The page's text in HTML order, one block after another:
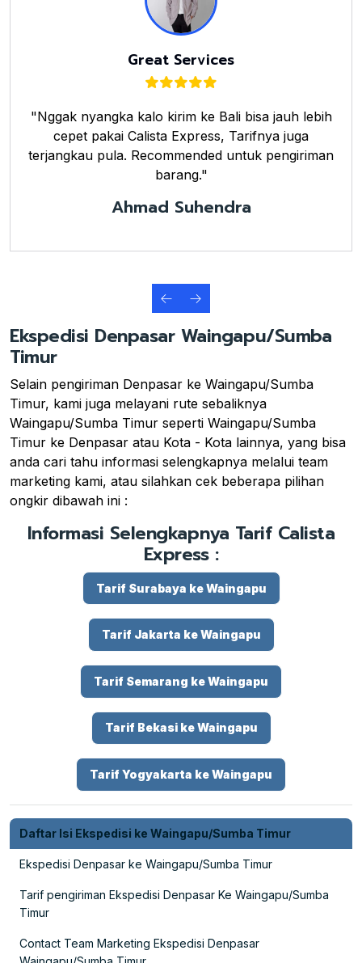
Great Services
"Nggak nyangka kalo kirim ke Bali bisa jauh lebih
cepet pakai Calista Express, Tarifnya juga
terjangkau pula. Recommended untuk pengiriman
barang."
Ahmad Suhendra
Ekspedisi Denpasar Waingapu/Sumba
Timur
Selain pengiriman Denpasar ke Waingapu/Sumba
Timur, kami juga melayani rute sebaliknya
Waingapu/Sumba Timur seperti Waingapu/Sumba
Timur ke Denpasar atau Kota - Kota lainnya, yang bisa
anda cari tahu informasi selengkapnya melalui team
marketing kami, atau silahkan cek beberapa pilihan
ongkir dibawah ini :
Informasi Selengkapnya Tarif Calista
Express :
Tarif Surabaya ke Waingapu
Tarif Jakarta ke Waingapu
Tarif Semarang ke Waingapu
Tarif Bekasi ke Waingapu
Tarif Yogyakarta ke Waingapu
Daftar Isi Ekspedisi ke Waingapu/Sumba Timur
Ekspedisi Denpasar ke Waingapu/Sumba Timur
Tarif pengiriman Ekspedisi Denpasar Ke Waingapu/Sumba
Timur
Contact Team Marketing Ekspedisi Denpasar